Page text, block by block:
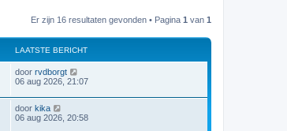
Er zijn 16 resultaten gevonden • Pagina 1 van 1
LAATSTE BERICHT
door rvdborgt
06 aug 2026, 21:07
door kika
06 aug 2026, 20:58